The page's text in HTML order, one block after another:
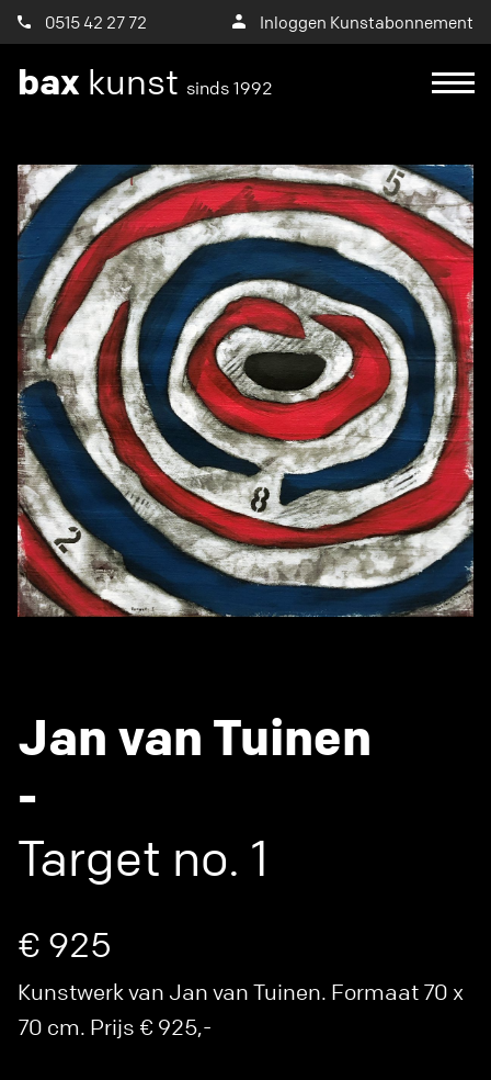
0515 42 27 72 Inloggen Kunstabonnement
bax kunst sinds 1992
Jan van Tuinen
-
Target no. 1
€ 925
Kunstwerk van Jan van Tuinen. Formaat 70 x
70 cm. Prijs € 925,-